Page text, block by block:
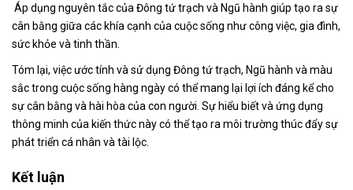
Áp dụng nguyên tắc của Đông tứ trạch và Ngũ hành giúp tạo ra sự
cân bằng giữa các khía cạnh của cuộc sống như công việc, gia đình,
sức khỏe và tinh thần.
Tóm lại, việc ước tính và sử dụng Đông tứ trạch, Ngũ hành và màu
sắc trong cuộc sống hàng ngày có thể mang lại lợi ích đáng kể cho
sự cân bằng và hài hòa của con người. Sự hiểu biết và ứng dụng
thông minh của kiến thức này có thể tạo ra môi trường thúc đẩy sự
phát triển cá nhân và tài lộc.
Kết luận